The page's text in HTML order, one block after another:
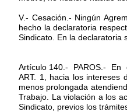
V.- Cesación.- Ningún
hecho la declaratoria
Sindicato. En la declaratoria
Artículo 140.- PAROS.-
ART. 1, hacia los intereses
menos prolongada
Trabajo. La violación a los
Sindicato, previos los